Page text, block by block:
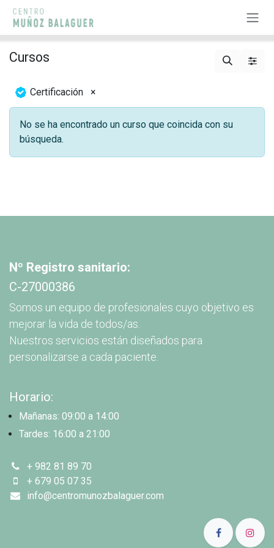
Ir al contenido
Cursos
Certificación ×
No se ha encontrado un curso que coincida con su
búsqueda.
Nº Registro sanitario:
C-27000386
Somos un equipo de profesionales cuyo objetivo es
mejorar la vida de todos/as.
Nuestros servicios están diseñados para
personalizarse a cada paciente.
Horario:
Mañanas: 09:00 a 14:00
Tardes: 16:00 a 21:00
+ 982 81 89 70
+ 679 05 07 35
info@centromunozbalaguer.com